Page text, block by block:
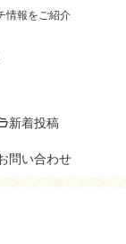
情報をご紹介
新着投稿
問い合わせ